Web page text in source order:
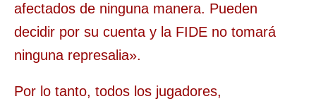
afectados de ninguna manera. Pueden
decidir por su cuenta y la FIDE no tomará
ninguna represalia».
Por lo tanto, todos los jugadores,